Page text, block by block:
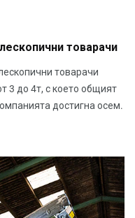
товарачи
товарачи
3 до 4т, с което общият
достигна осем.